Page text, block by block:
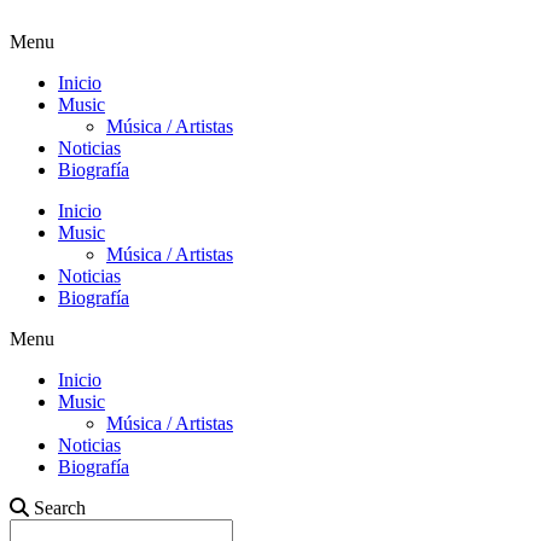
Menu
Inicio
Music
Música / Artistas
Noticias
Biografía
Inicio
Music
Música / Artistas
Noticias
Biografía
Menu
Inicio
Music
Música / Artistas
Noticias
Biografía
Search